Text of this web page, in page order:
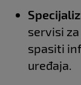
servisi
spasiti
uređaja.